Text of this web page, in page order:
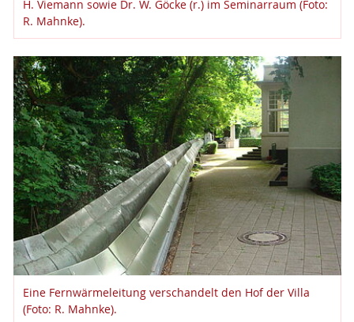
H. Viemann sowie Dr. W. Göcke (r.) im Seminarraum (Foto:
R. Mahnke).
Eine Fernwärmeleitung verschandelt den Hof der Villa
(Foto: R. Mahnke).